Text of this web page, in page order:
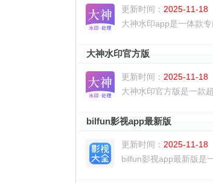
更新时间： 2025-11-18
大神水印app是一体款
大神水印官方版
更新时间： 2025-11-18
大神水印官方版是一款
bilfun影视app最新版
更新时间： 2025-11-18
bilfun影视app最新版是